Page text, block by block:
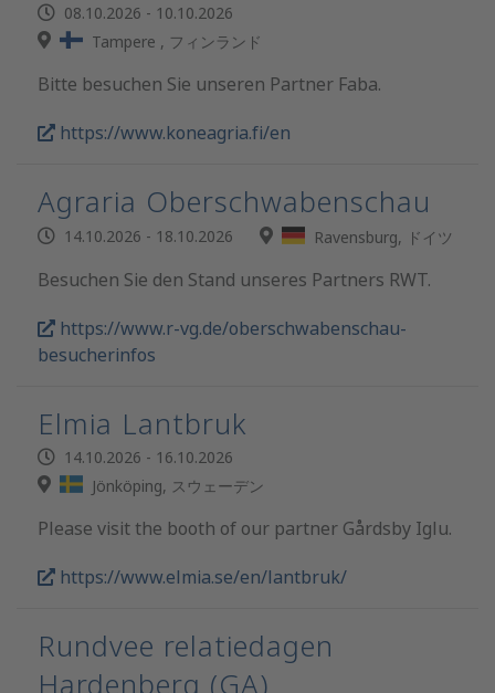
08.10.2026 - 10.10.2026
Tampere , フィンランド
Bitte besuchen Sie unseren Partner Faba.
https://www.koneagria.fi/en
Agraria Oberschwabenschau
14.10.2026 - 18.10.2026 Ravensburg, ドイツ
Besuchen Sie den Stand unseres Partners RWT.
https://www.r-vg.de/oberschwabenschau-
besucherinfos
Elmia Lantbruk
14.10.2026 - 16.10.2026
Jönköping, スウェーデン
Please visit the booth of our partner Gårdsby Iglu.
https://www.elmia.se/en/lantbruk/
Rundvee relatiedagen
Hardenberg (GA)